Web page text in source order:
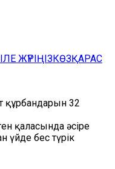
ЖҮРІҢІЗКӨЗҚАРАС
құрбандарын 32
қаласында әсіре
үйде бес түрік